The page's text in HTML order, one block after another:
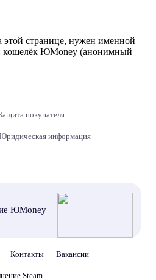
этой странице, нужен именной
кошелёк ЮMoney (анонимный
покупателя
информация
ЮMoney
Контакты Вакансии
Steam